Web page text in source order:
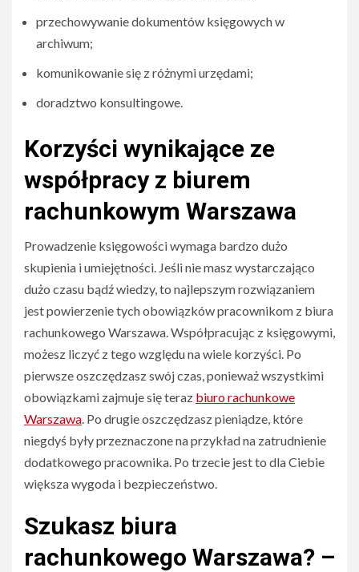
przechowywanie dokumentów księgowych w
archiwum;
komunikowanie się z różnymi urzędami;
doradztwo konsultingowe.
Korzyści wynikające ze
współpracy z biurem
rachunkowym Warszawa
Prowadzenie księgowości wymaga bardzo dużo
skupienia i umiejętności. Jeśli nie masz wystarczająco
dużo czasu bądź wiedzy, to najlepszym rozwiązaniem
jest powierzenie tych obowiązków pracownikom z biura
rachunkowego Warszawa. Współpracując z księgowymi,
możesz liczyć z tego względu na wiele korzyści. Po
pierwsze oszczędzasz swój czas, ponieważ wszystkimi
obowiązkami zajmuje się teraz biuro rachunkowe
Warszawa . Po drugie oszczędzasz pieniądze, które
niegdyś były przeznaczone na przykład na zatrudnienie
dodatkowego pracownika. Po trzecie jest to dla Ciebie
większa wygoda i bezpieczeństwo.
Szukasz biura
rachunkowego Warszawa? –